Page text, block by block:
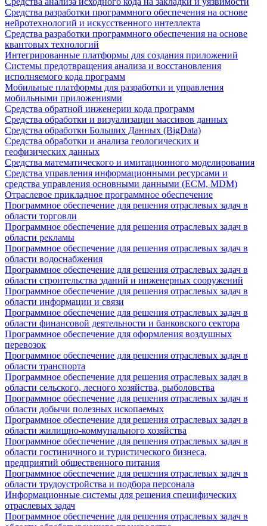
Средства разработки программного обеспечения на основе
нейротехнологий и искусственного интеллекта
Средства разработки программного обеспечения на основе
квантовых технологий
Интегрированные платформы для создания приложений
Системы предотвращения анализа и восстановления
исполняемого кода программ
Мобильные платформы для разработки и управления
мобильными приложениями
Средства обратной инженерии кода программ
Средства обработки и визуализации массивов данных
Средства обработки Больших Данных (BigData)
Средства обработки и анализа геологических и
геофизических данных
Средства математического и имитационного моделирования
Средства управления информационными ресурсами и
средства управления основными данными (ECM, MDM)
Отраслевое прикладное программное обеспечение
Программное обеспечение для решения отраслевых задач в
области торговли
Программное обеспечение для решения отраслевых задач в
области рекламы
Программное обеспечение для решения отраслевых задач в
области водоснабжения
Программное обеспечение для решения отраслевых задач в
области строительства зданий и инженерных сооружений
Программное обеспечение для решения отраслевых задач в
области информации и связи
Программное обеспечение для решения отраслевых задач в
области финансовой деятельности и банковского сектора
Программное обеспечение для оформления воздушных
перевозок
Программное обеспечение для решения отраслевых задач в
области транспорта
Программное обеспечение для решения отраслевых задач в
области сельского, лесного хозяйства, рыболовства
Программное обеспечение для решения отраслевых задач в
области добычи полезных ископаемых
Программное обеспечение для решения отраслевых задач в
области жилищно-коммунального хозяйства
Программное обеспечение для решения отраслевых задач в
области гостиничного и туристического бизнеса,
предприятий общественного питания
Программное обеспечение для решения отраслевых задач в
области трудоустройства и подбора персонала
Информационные системы для решения специфических
отраслевых задач
Программное обеспечение для решения отраслевых задач в